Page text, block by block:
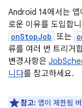
Android 14에서는 앱
로운 이유를 도입합
onStopJob 또는
류를 여러 번 트리거
변경사항은
니다를 참고하세요.
참고: 앱이 제한됨